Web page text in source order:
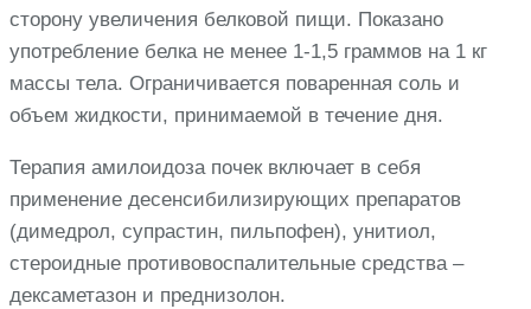
сторону увеличения белковой пищи. Показано
употребление белка не менее 1-1,5 граммов на 1 кг
массы тела. Ограничивается поваренная соль и
объем жидкости, принимаемой в течение дня.
Терапия амилоидоза почек включает в себя
применение десенсибилизирующих препаратов
(димедрол, супрастин, пильпофен), унитиол,
стероидные противовоспалительные средства –
дексаметазон и преднизолон.